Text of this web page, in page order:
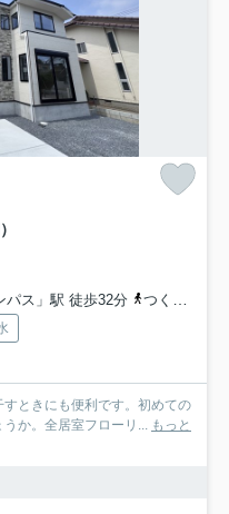
パス」駅 徒歩32分
つくばエクスプレス「柏たなか」駅 徒歩34分
ときにも便利です。初めての
か。全居室フローリ... もっと